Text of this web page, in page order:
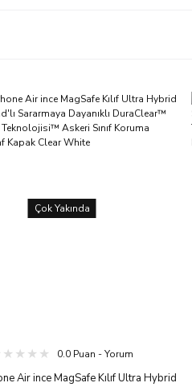
Çok Yakında
0.0 Puan - Yorum
Air ince MagSafe Kılıf Ultra Hybrid